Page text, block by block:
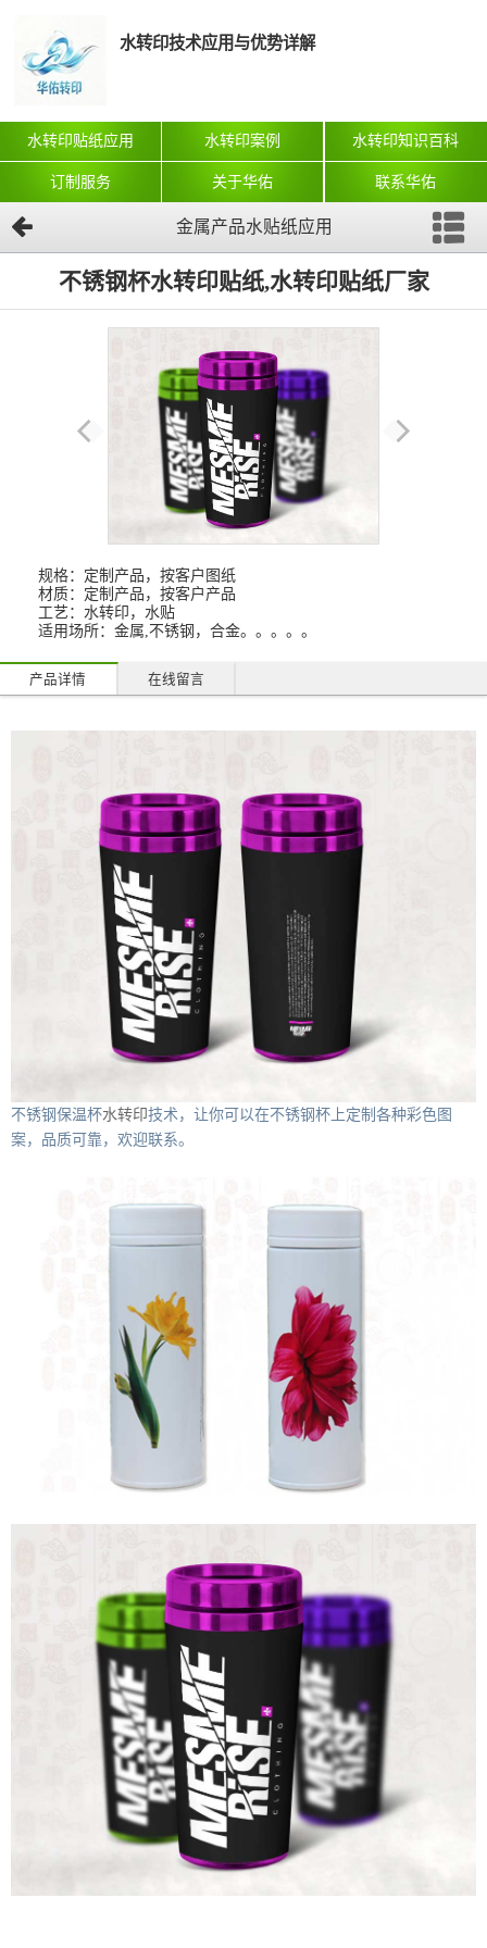
水转印技术应用与优势详解
水转印贴纸应用 水转印案例 水转印知识百科
订制服务 关于华佑 联系华佑
金属产品水贴纸应用
不锈钢杯水转印贴纸,水转印贴纸厂家
规格：定制产品，按客户图纸
材质：定制产品，按客户产品
工艺：水转印，水贴
适用场所：金属,不锈钢，合金。。。。。
产品详情 在线留言
不锈钢保温杯水转印技术，让你可以在不锈钢杯上定制各种彩色图
案，品质可靠，欢迎联系。